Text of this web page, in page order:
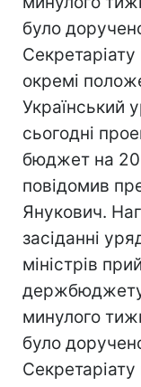
було
окремі
Український
сьогодні
бюджет на
повідомив
Янукович.
засіданні
міністрів
минулого
було